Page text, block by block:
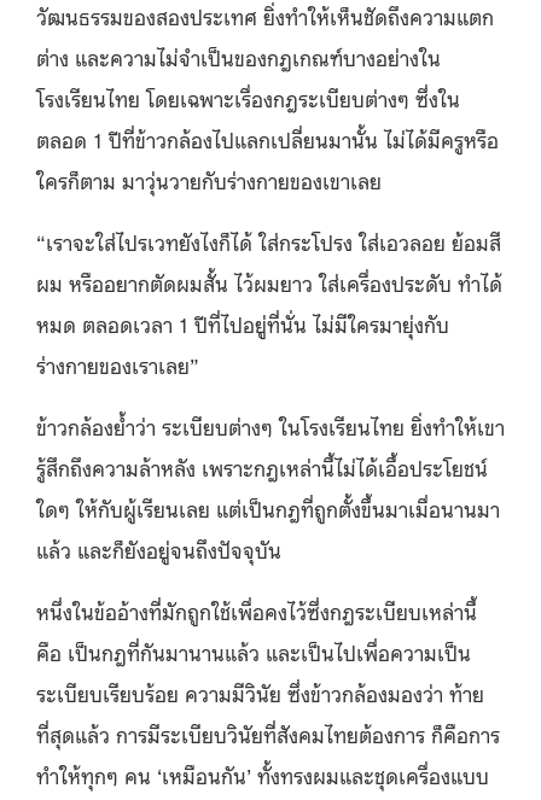
วัฒนธรรมของสองประเทศ ยิ่งทำให้เห็นชัดถึงความแตก
ต่าง และความไม่จำเป็นของกฎเกณฑ์บางอย่างใน
โรงเรียนไทย โดยเฉพาะเรื่องกฎระเบียบต่างๆ ซึ่งใน
ตลอด 1 ปีที่ข้าวกล้องไปแลกเปลี่ยนมานั้น ไม่ได้มีครูหรือ
ใครก็ตาม มาวุ่นวายกับร่างกายของเขาเลย
“เราจะใส่ไปรเวทยังไงก็ได้ ใส่กระโปรง ใส่เอวลอย ย้อมสี
ผม หรืออยากตัดผมสั้น ไว้ผมยาว ใส่เครื่องประดับ ทำได้
หมด ตลอดเวลา 1 ปีที่ไปอยู่ที่นั่น ไม่มีใครมายุ่งกับ
ร่างกายของเราเลย”
ข้าวกล้องย้ำว่า ระเบียบต่างๆ ในโรงเรียนไทย ยิ่งทำให้เขา
รู้สึกถึงความล้าหลัง เพราะกฎเหล่านี้ไม่ได้เอื้อประโยชน์
ใดๆ ให้กับผู้เรียนเลย แต่เป็นกฎที่ถูกตั้งขึ้นมาเมื่อนานมา
แล้ว และก็ยังอยู่จนถึงปัจจุบัน
หนึ่งในข้ออ้างที่มักถูกใช้เพื่อคงไว้ซึ่งกฎระเบียบเหล่านี้
คือ เป็นกฎที่กันมานานแล้ว และเป็นไปเพื่อความเป็น
ระเบียบเรียบร้อย ความมีวินัย ซึ่งข้าวกล้องมองว่า ท้าย
ที่สุดแล้ว การมีระเบียบวินัยที่สังคมไทยต้องการ ก็คือการ
ทำให้ทุกๆ คน ‘เหมือนกัน’ ทั้งทรงผมและชุดเครื่องแบบ